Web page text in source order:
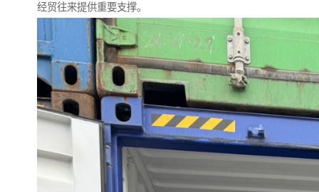
经贸往来提供重要支撑。